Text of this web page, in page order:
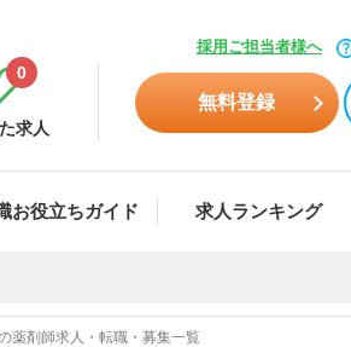
採用ご担当者様へ
求人
0
無料登録
お役立ちガイド 求人ランキング
薬剤師求人・転職・募集一覧